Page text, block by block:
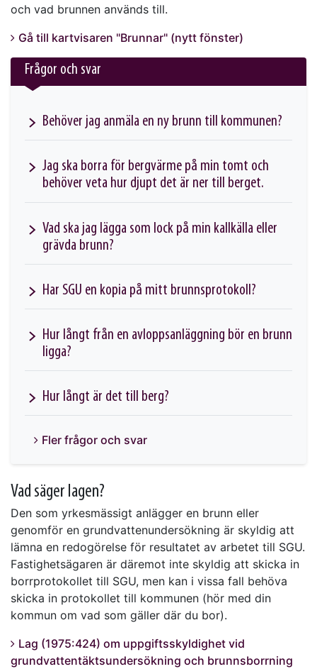
och vad brunnen används till.
Gå till kartvisaren "Brunnar" (nytt fönster)
Frågor och svar
Behöver jag anmäla en ny brunn till kommunen?
Jag ska borra för bergvärme på min tomt och
behöver veta hur djupt det är ner till berget.
Vad ska jag lägga som lock på min kallkälla eller
grävda brunn?
Har SGU en kopia på mitt brunnsprotokoll?
Hur långt från en avloppsanläggning bör en brunn
ligga?
Hur långt är det till berg?
Fler frågor och svar
Vad säger lagen?
Den som yrkesmässigt anlägger en brunn eller
genomför en grundvattenundersökning är skyldig att
lämna en redogörelse för resultatet av arbetet till SGU.
Fastighetsägaren är däremot inte skyldig att skicka in
borrprotokollet till SGU, men kan i vissa fall behöva
skicka in protokollet till kommunen (hör med din
kommun om vad som gäller där du bor).
Lag (1975:424) om uppgiftsskyldighet vid
grundvattentäktsundersökning och brunnsborrning